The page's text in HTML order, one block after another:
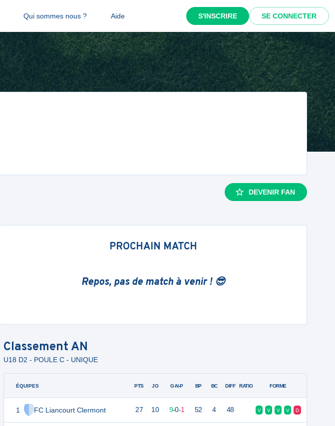
Qui sommes nous ? Aide S'INSCRIRE SE CONNECTER
DEVENIR FAN
PROCHAIN MATCH
Repos, pas de match à venir ! 😎
Classement AN
U18 D2 - POULE C - UNIQUE
ÉQUIPES
1 FC Liancourt Clermont
PTS JO G-N-P BP BC DIFF RATIO FORME
27 10 9-0-1 52 4 48 V V V V D